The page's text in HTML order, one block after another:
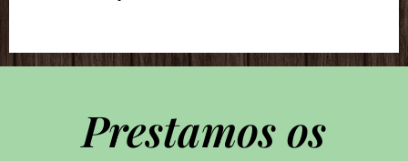
Prestamos os